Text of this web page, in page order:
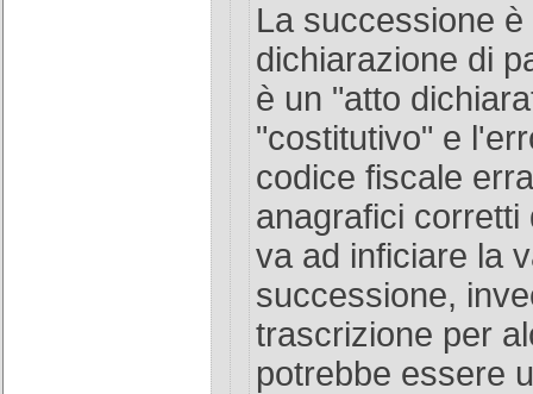
La successione è
dichiarazione di
è un "atto
"costitutivo" e
codice fiscale
anagrafici corretti
va ad inficiare la
successione,
trascrizione per
potrebbe essere